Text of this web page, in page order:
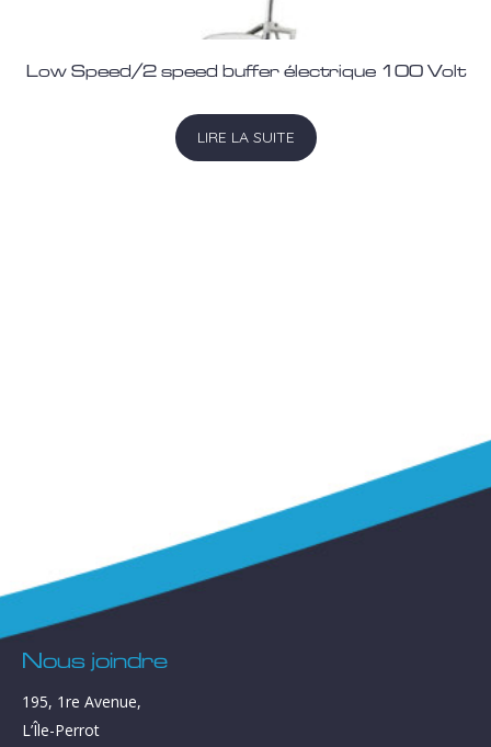
Low Speed/2 speed buffer électrique 100 Volt
LIRE LA SUITE
Nous joindre
195, 1re Avenue,
L’Île-Perrot